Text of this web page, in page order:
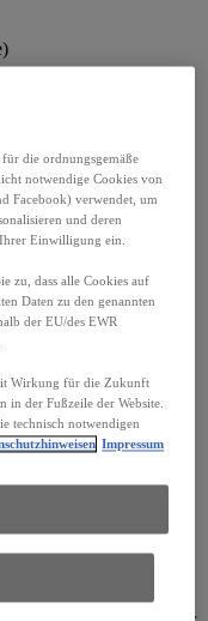
an einen Server
werden.
Nutzung der Website
und
zu Zwecken der
dieser
Informationen
dies gesetzlich
im Auftrag
bei Erteilung
6 Abs. 1 lit. a)
mögliche
Daten beträgt 14
Daten solange
sobald sie für die
die ordnungsgemäße
notwendige Cookies von
Facebook) verwendet, um
und deren
Einwilligung ein.
zu, dass alle Cookies auf
Daten zu den genannten
der EU/des EWR
Wirkung für die Zukunft
der Fußzeile der Website.
technisch notwendigen
Impressum